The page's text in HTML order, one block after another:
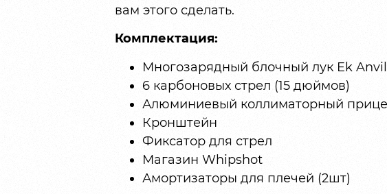
вам этого сделать.
Комплектация:
Многозарядный блочный лук Ek
6 карбоновых стрел (15 дюймов)
Алюминиевый коллиматорный
Кронштейн
Фиксатор для стрел
Магазин Whipshot
Амортизаторы для плечей (2шт)